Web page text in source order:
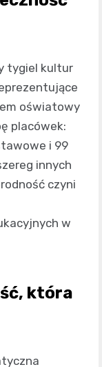
tygiel kultur
oświatowy
placówek:
i 99
innych
czyni
w
która